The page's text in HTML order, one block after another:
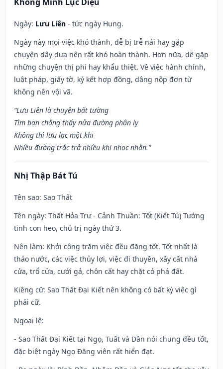
Ngày: Lưu Liên - tức ngày Hung.
Ngày này mọi việc khó thành, dễ bị trễ nải hay gặp
chuyện dây dưa nên rất khó hoàn thành. Hơn nữa, dễ gặp
những chuyện thị phi hay khẩu thiệt. Về việc hành chính,
luật pháp, giấy tờ, ký kết hợp đồng, dâng nộp đơn từ
không nên vội vã.
“Lưu Liên là chuyện bất tường
Tìm bạn chẳng thấy nửa đường phân ly
Không thì lưu lạc một khi
Nhiều đường trắc trở nhiều khi nhọc nhằn.”
Nhị Thập Bát Tú
Tên sao: Sao Thất
Tên ngày: Thất Hỏa Trư - Cảnh Thuần: Tốt (Kiết Tú) Tướng
tinh con heo, chủ trị ngày thứ 3.
Nên làm: Khởi công trăm việc đều đặng tốt. Tốt nhất là
tháo nước, các việc thủy lợi, việc đi thuyền, xây cất nhà
cửa, trổ cửa, cưới gả, chôn cất hay chặt cỏ phá đất.
Kiêng cữ: Sao Thất Đại Kiết nên không có bất kỳ việc gì
phải cữ.
Ngoại lệ:
- Sao Thất Đại Kiết tại Ngọ, Tuất và Dần nói chung đều tốt,
đặc biệt ngày Ngọ Đăng viên rất hiển đạt.